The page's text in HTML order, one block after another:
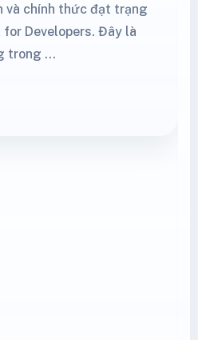
và chính thức đạt trạng
Developers. Đây là
trong …